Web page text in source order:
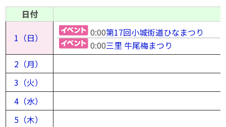
1（日） 0:00第17回小城街道ひなまつり
0:00三里 牛尾梅まつり
2（月）
3（火）
4（水）
5（木）
日付